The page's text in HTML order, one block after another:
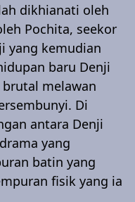
dikhianati oleh
Pochita, seekor
yang kemudian
baru Denji
melawan
Di
antara Denji
yang
batin yang
fisik yang ia